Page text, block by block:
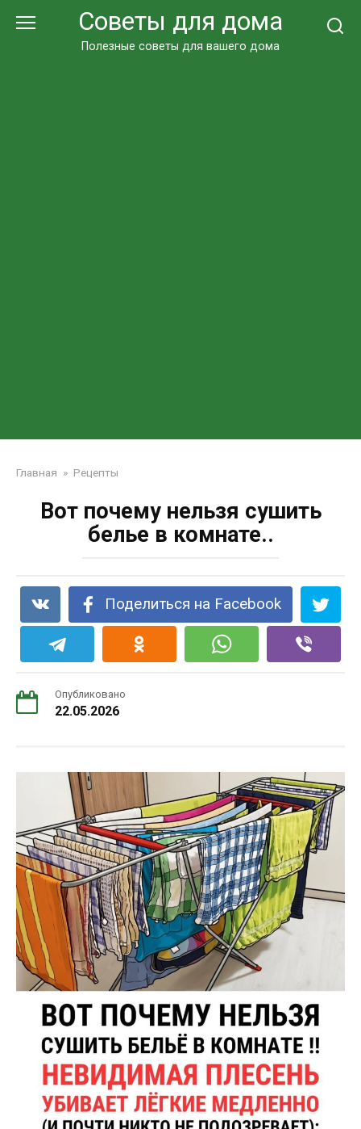
Советы для дома
Полезные советы для вашего дома
Главная » Рецепты
Вот почему нельзя сушить
белье в комнате..
Поделиться на Facebook
Опубликовано
22.05.2026